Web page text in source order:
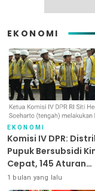
EKONOMI
EKONOMI
Komisi IV DPR:
Pupuk Bersubsidi
Cepat, 145 Aturan
Dipangkas
1 bulan yang lalu